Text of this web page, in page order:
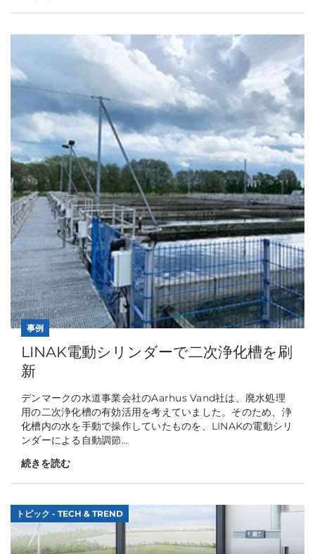
事例
LINAK電動シリンダーで二次浄化槽を刷
新
デンマークの水道事業会社のAarhus Vand社は、廃水処理
用の二次浄化槽の有効活用を考えていました。そのため、浄
化槽内の水を手動で操作していたものを、LINAKの電動シリ
ンダーによる自動調節...
続きを読む
トピック - TECH & TREND